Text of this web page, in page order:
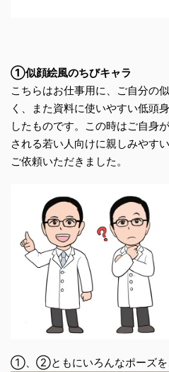
①似顔絵風のちびキャラ
こちらはお仕事用に、ご自分の
く、また資料に使いやすい低頭
したものです。この時はご自身
される若い人向けに親しみやすい
ご依頼いただきました。
①、②ともにいろんなポーズを